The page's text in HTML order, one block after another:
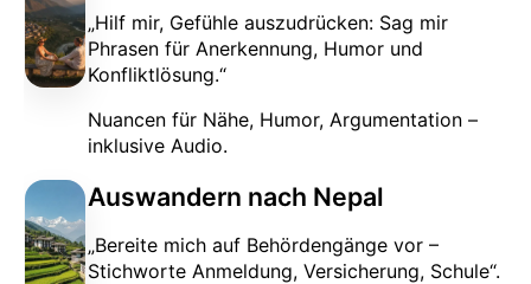
„Hilf mir, Gefühle auszudrücken: Sag mir
Phrasen für Anerkennung, Humor und
Konfliktlösung.“
Nuancen für Nähe, Humor, Argumentation –
inklusive Audio.
Auswandern nach Nepal
„Bereite mich auf Behördengänge vor –
Stichworte Anmeldung, Versicherung, Schule“.